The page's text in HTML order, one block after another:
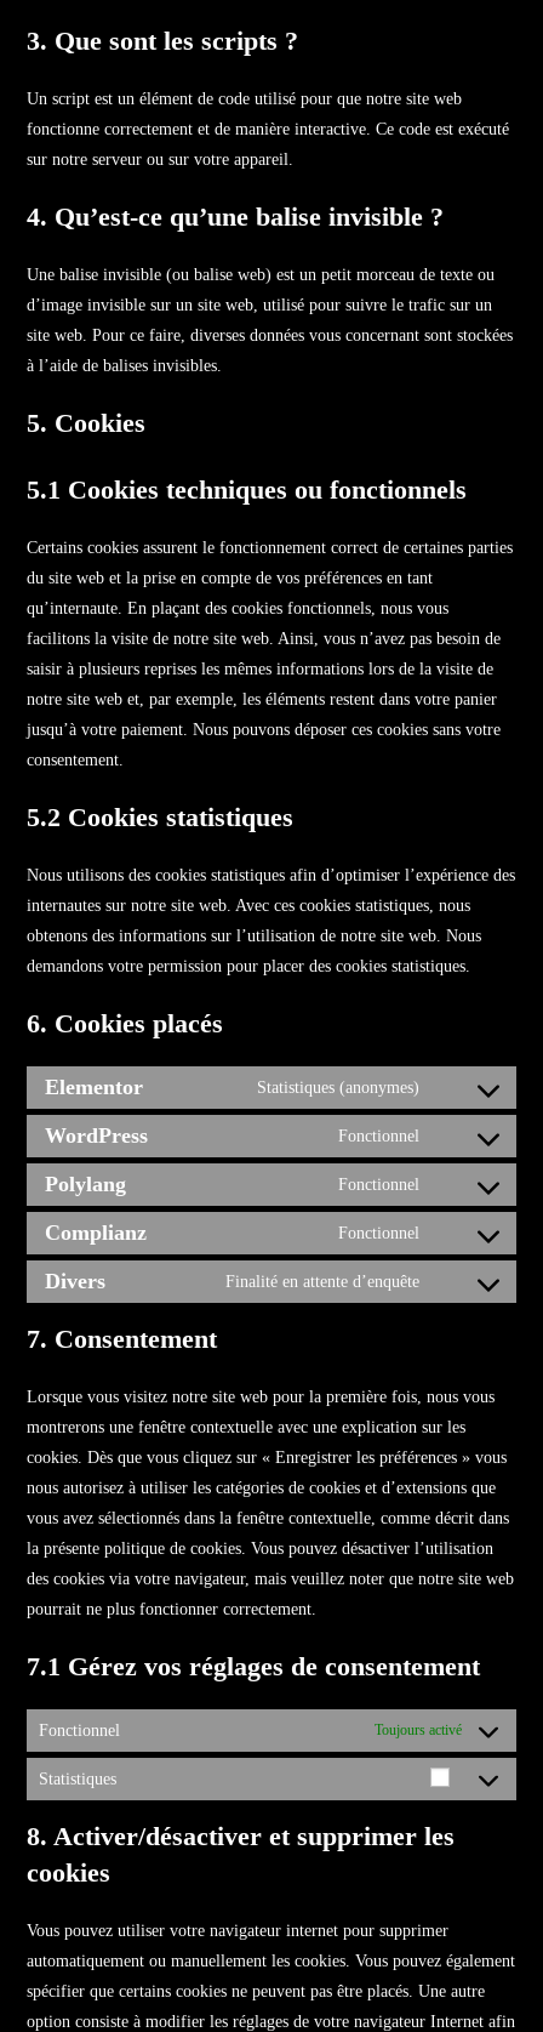
3. Que sont les scripts ?
Un script est un élément de code utilisé pour que notre site web
fonctionne correctement et de manière interactive. Ce code est exécuté
sur notre serveur ou sur votre appareil.
4. Qu’est-ce qu’une balise invisible ?
Une balise invisible (ou balise web) est un petit morceau de texte ou
d’image invisible sur un site web, utilisé pour suivre le trafic sur un
site web. Pour ce faire, diverses données vous concernant sont stockées
à l’aide de balises invisibles.
5. Cookies
5.1 Cookies techniques ou fonctionnels
Certains cookies assurent le fonctionnement correct de certaines parties
du site web et la prise en compte de vos préférences en tant
qu’internaute. En plaçant des cookies fonctionnels, nous vous
facilitons la visite de notre site web. Ainsi, vous n’avez pas besoin de
saisir à plusieurs reprises les mêmes informations lors de la visite de
notre site web et, par exemple, les éléments restent dans votre panier
jusqu’à votre paiement. Nous pouvons déposer ces cookies sans votre
consentement.
5.2 Cookies statistiques
Nous utilisons des cookies statistiques afin d’optimiser l’expérience des
internautes sur notre site web. Avec ces cookies statistiques, nous
obtenons des informations sur l’utilisation de notre site web. Nous
demandons votre permission pour placer des cookies statistiques.
6. Cookies placés
Elementor Statistiques (anonymes)
WordPress Fonctionnel
Polylang Fonctionnel
Complianz Fonctionnel
Divers Finalité en attente d’enquête
7. Consentement
Lorsque vous visitez notre site web pour la première fois, nous vous
montrerons une fenêtre contextuelle avec une explication sur les
cookies. Dès que vous cliquez sur « Enregistrer les préférences » vous
nous autorisez à utiliser les catégories de cookies et d’extensions que
vous avez sélectionnés dans la fenêtre contextuelle, comme décrit dans
la présente politique de cookies. Vous pouvez désactiver l’utilisation
des cookies via votre navigateur, mais veuillez noter que notre site web
pourrait ne plus fonctionner correctement.
7.1 Gérez vos réglages de consentement
Fonctionnel Toujours activé
Statistiques
8. Activer/désactiver et supprimer les
cookies
Vous pouvez utiliser votre navigateur internet pour supprimer
automatiquement ou manuellement les cookies. Vous pouvez également
spécifier que certains cookies ne peuvent pas être placés. Une autre
option consiste à modifier les réglages de votre navigateur Internet afin